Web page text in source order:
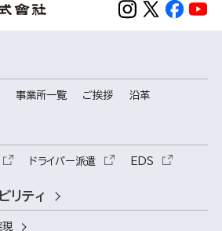
事業所一覧 ご挨拶 沿革
ドライバー派遣 EDS
リティ
現